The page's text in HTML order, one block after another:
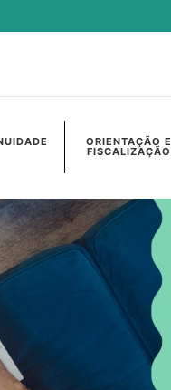
ORIENTAÇÃO E
FISCALIZAÇÃO